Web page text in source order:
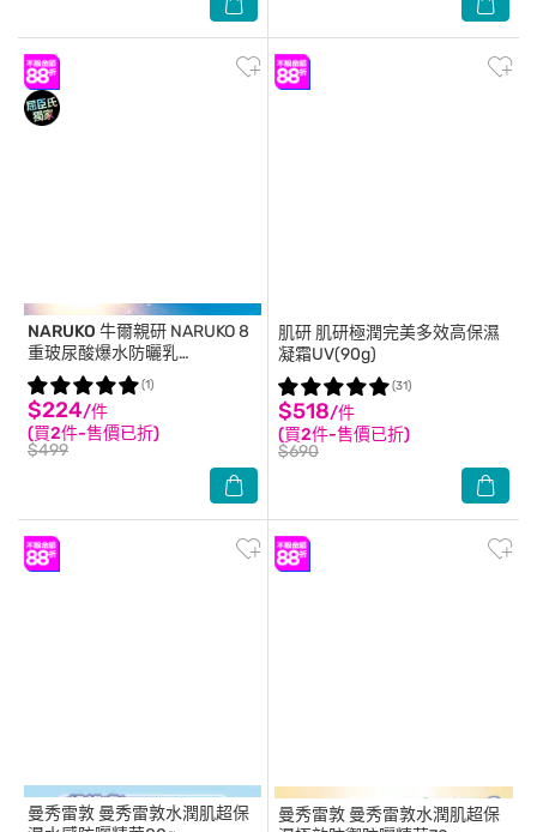
NARUKO 牛爾親研 NARUKO 8
重玻尿酸爆水防曬乳
SPF50+****60ml
$224/件
(買2件-售價已折)
$499
(1)
肌研 肌研極潤完美多效高保濕
凝霜UV(90g)
$518/件
(買2件-售價已折)
$690
(31)
曼秀雷敦 曼秀雷敦水潤肌超保
曼秀雷敦 曼秀雷敦水潤肌超保